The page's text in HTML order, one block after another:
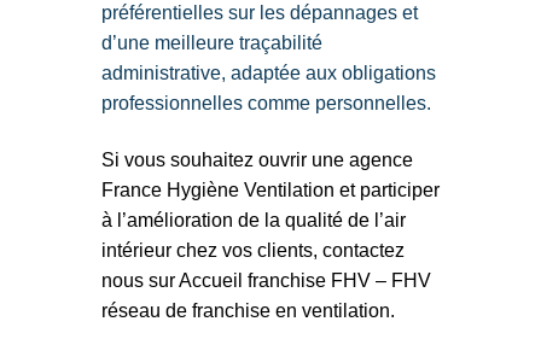
préférentielles sur les dépannages et
d’une meilleure traçabilité
administrative, adaptée aux obligations
professionnelles comme personnelles.
Si vous souhaitez ouvrir une agence
France Hygiène Ventilation et participer
à l’amélioration de la qualité de l’air
intérieur chez vos clients, contactez
nous surAccueil franchise FHV – FHV
réseau de franchise en ventilation.